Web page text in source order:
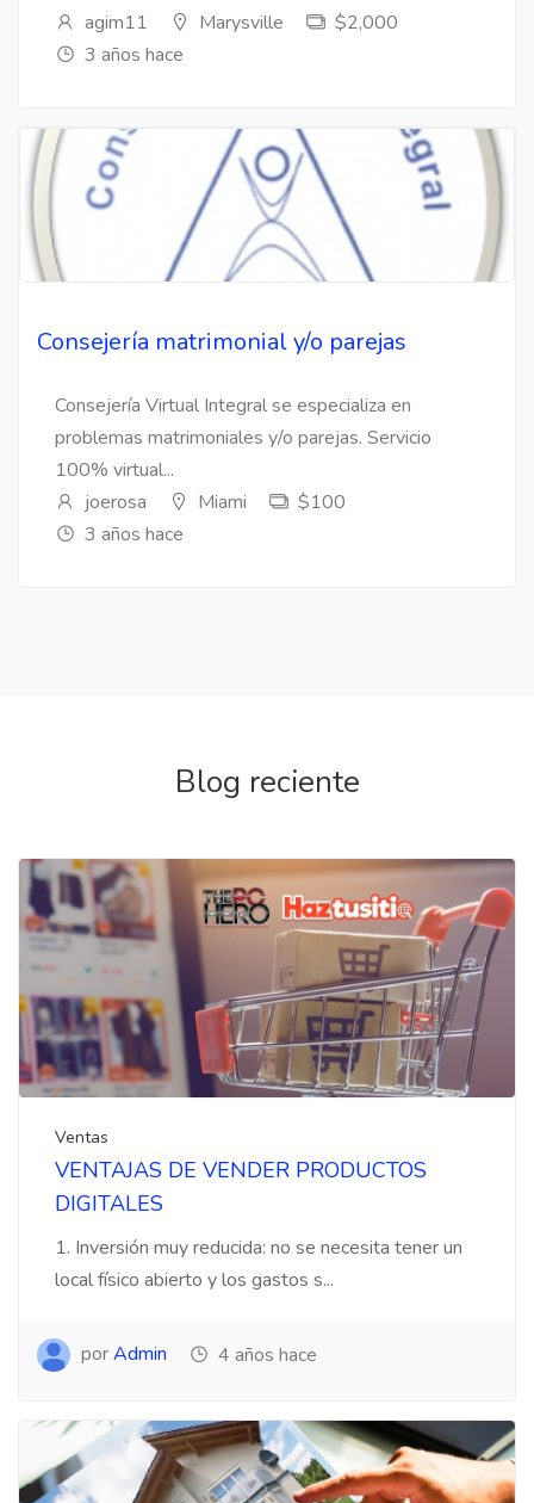
agim11
Marysville
$2,000
3 años hace
Consejería matrimonial y/o parejas
Consejería Virtual Integral se especializa en
problemas matrimoniales y/o parejas. Servicio
100% virtual...
joerosa
Miami
$100
3 años hace
Blog reciente
Ventas
VENTAJAS DE VENDER PRODUCTOS
DIGITALES
1. Inversión muy reducida: no se necesita tener un
local físico abierto y los gastos s...
porAdmin 4 años hace